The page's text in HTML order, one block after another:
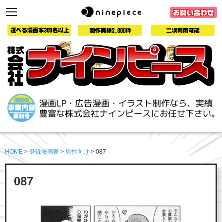
toggle
navigation
HOME > 登録漫画家 > 男性向け > 087
087